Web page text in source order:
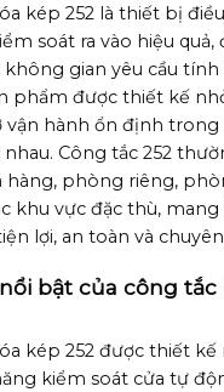
kép 252 là thiết bị
soát ra vào hiệu quả,
gian yêu cầu tính
phẩm được thiết kế
vận hành ổn định trong
Công tắc 252
hàng, phòng riêng,
khu vực đặc thù, mang
lợi, an toàn và
bật của công tắc
kép 252 được thiết
kiểm soát cửa tự